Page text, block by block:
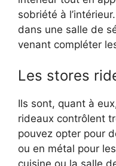
sobriété à
dans une salle de
venant compléter
Les stores
Ils sont, quant à
rideaux contrôlent
pouvez opter pour
ou en métal pour